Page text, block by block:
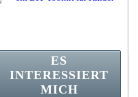
ES
INTERESSIERT
MICH